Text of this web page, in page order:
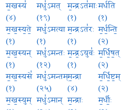
म॒खस्य॑
(४)
म॒ख॒स्य॒ते॒
(१)
म॒ख॒स्यन्
(१)
म॒ख॒स्यसे॑
(१)
म॒ख॒स्युम्
मधु॑ऽमत्
(१९)
मधु॑ऽमत्या
(१)
मधु॑ऽमन्तः
(१२)
मधु॑ऽमन्तम्
(२५)
मधु॑ऽमान्
म॒न्द्रऽत॑माः
(१)
म॒न्द्रऽत॑रः
(१)
म॒न्द्र॒ऽयुवः॑
(१)
म॒न्द्रा
(४)
म॒न्द्राः
मर्ध॑ति
(१)
म॒र्ध॒न्ति॒
(२)
म॒र्धि॒ष॒त्
(२)
म॒र्धि॒ष्ट॒म्
(२)
म॒र्धीः॒